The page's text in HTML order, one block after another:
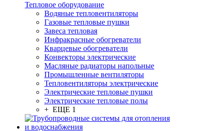
Тепловое оборудование
Водяные тепловентиляторы
Газовые тепловые пушки
Завеса тепловая
Инфракрасные обогреватели
Кварцевые обогреватели
Конвекторы электрические
Масляные радиаторы напольные
Промышленные вентиляторы
Тепловентиляторы электрические
Электрические тепловые пушки
Электрические тепловые полы
+ ЕЩЕ 1